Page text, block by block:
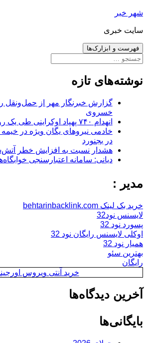
رفتن
نوشته‌ها
شهر خبر
سایت خبری
فهرست و ابزارک‌ها
جستجو
نوشته‌های تازه
گزارش خبرنگار مهر از حمل‌ونقل
خسروی
انهدام ۷۴۰ پهپاد اوکراینی طی یک روز
خادمی نیروهای یگان ویژه در خیمه
در بجنورد
هشدار نسبت به افزایش خطر
دیانی: سامانه اعتبارسنجی
مدیر :
خرید بک لینک behtarinbacklink.com
لایسنس نود32
پسورد نود 32
اوکلی لایسنس رایگان نود 32
همیار نود 32
بهترین سئو
رایگان
خرید آنتی ویروس
آخرین دیدگاه‌ها
بایگانی‌ها